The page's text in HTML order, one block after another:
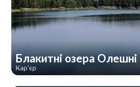
Блакитні озера Олешні
Кар'єр